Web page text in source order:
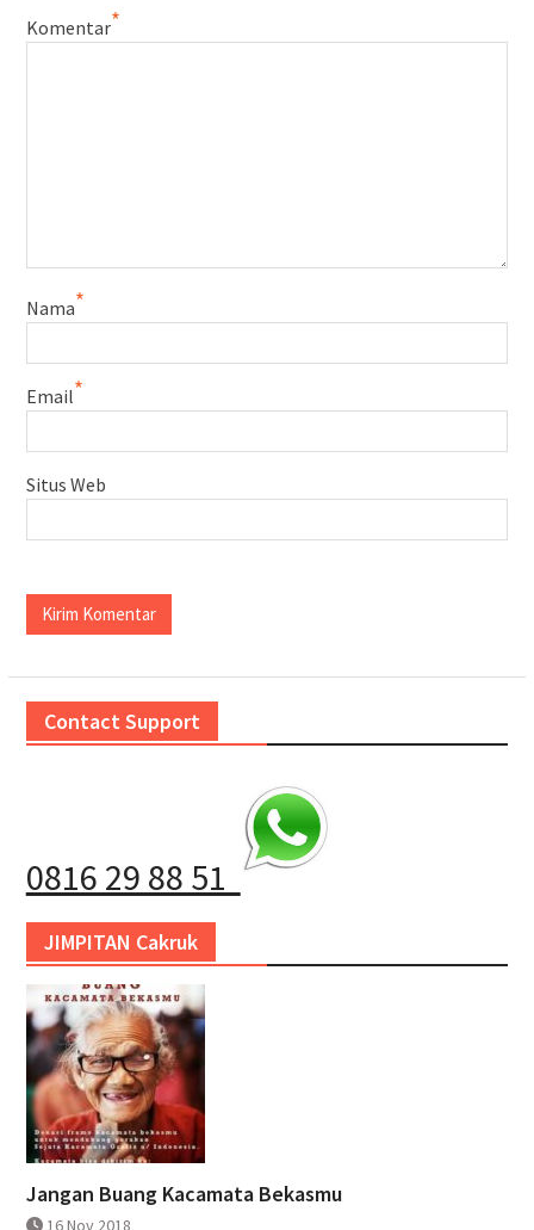
Komentar*
Nama*
Email*
Situs Web
Contact Support
0816 29 88 51
JIMPITAN Cakruk
Jangan Buang Kacamata Bekasmu
16 Nov 2018